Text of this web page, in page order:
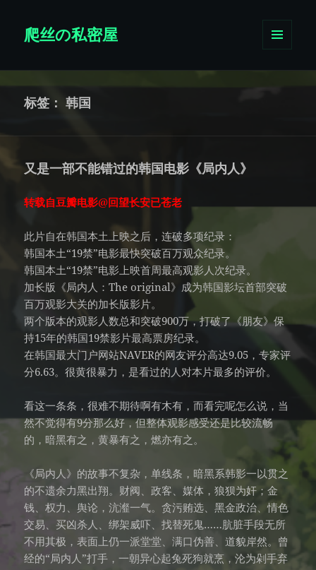
爬丝の私密屋
挂件
标签：韩国
又是一部不能错过的韩国电影《局内人》
转载自豆瓣电影@回望长安已苍老
此片自在韩国本土上映之后，连破多项纪录：
韩国本土“19禁”电影最快突破百万观众纪录。
韩国本土“19禁”电影上映首周最高观影人次纪录。
加长版《局内人：The original》成为韩国影坛首部突破
百万观影大关的加长版影片。
两个版本的观影人数总和突破900万，打破了《朋友》保
持15年的韩国19禁影片最高票房纪录。
在韩国最大门户网站NAVER的网友评分高达9.05，专家评
分6.63。很黄很暴力，是看过的人对本片最多的评价。
看这一条条，很难不期待啊有木有，而看完呢怎么说，当
然不觉得有9分那么好，但整体观影感受还是比较流畅
的，暗黑有之，黄暴有之，燃亦有之。
《局内人》的故事不复杂，单线条，暗黑系韩影一以贯之
的不遗余力黑出翔。财阀、政客、媒体，狼狈为奸；金
钱、权力、舆论，沆瀣一气。贪污贿选、黑金政治、情色
交易、买凶杀人、绑架威吓、找替死鬼……肮脏手段无所
不用其极，表面上仍一派堂堂、满口伪善、道貌岸然。曾
经的“局内人”打手，一朝异心起兔死狗就烹，沦为剁手弃